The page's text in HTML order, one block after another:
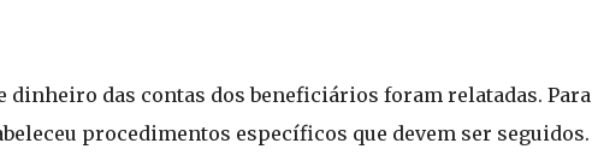
das contas dos beneficiários foram relatadas. Para
procedimentos específicos que devem ser seguidos.